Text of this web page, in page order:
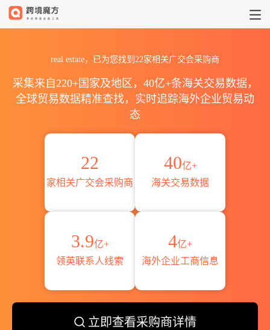
real estate，已为您找到22家相关广交会采购商
采集来自220+国家及地区，40亿+条海关交易数据，
全球贸易数据精准查找，实时追踪海外企业贸易动
态
22
家相关广交会采购商
40亿+
海关交易数据
3.9亿+
领英联系人线索
4亿+
海外企业工商信息
立即查看采购商详情